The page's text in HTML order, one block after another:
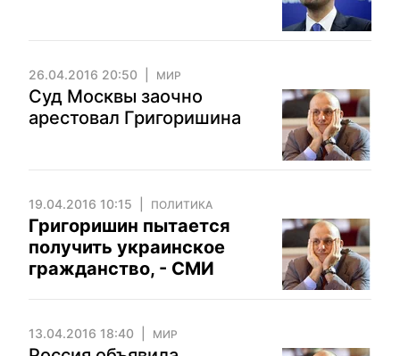
26.04.2016 20:50 МИР
Суд Москвы заочно
арестовал Григоришина
19.04.2016 10:15 ПОЛИТИКА
Григоришин пытается
получить украинское
гражданство, - СМИ
13.04.2016 18:40 МИР